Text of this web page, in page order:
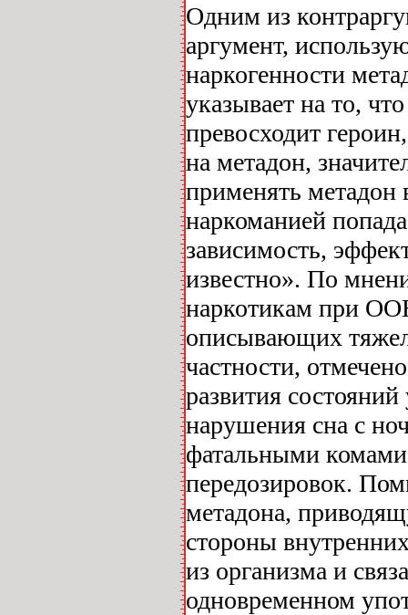
Одним из
аргумент,
наркогенности
указывает на то,
превосходит
на метадон,
применять метадон
наркоманией
зависимость,
известно». По
наркотикам при
описывающих
частности,
развития
нарушения сна с
фатальными
передозировок.
метадона,
стороны
из организма и
одновременном